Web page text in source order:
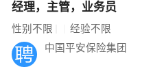
经理，主管，业务员
性别不限 经验不限
中国平安保险集团